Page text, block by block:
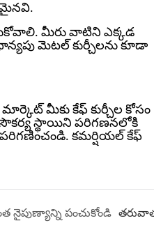
మీరు వాటిని ఎక్కడ
మెటల్ కుర్చీలను కూడా
మీకు కేఫ్ కుర్చీల కోసం
స్థాయిని పరిగణనలోకి
పరిగణించండి. కమర్షియల్ కేఫ్
నైపుణ్యాన్ని పంచుకోండి